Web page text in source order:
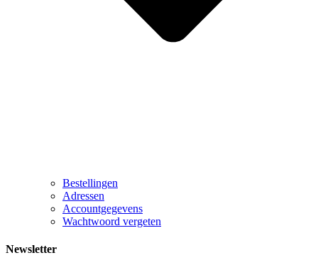
Bestellingen
Adressen
Accountgegevens
Wachtwoord vergeten
Newsletter